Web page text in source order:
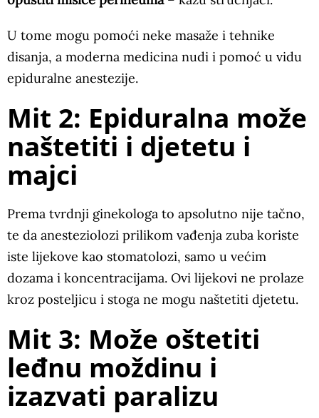
U tome mogu pomoći neke masaže i tehnike
disanja, a moderna medicina nudi i pomoć u vidu
epiduralne anestezije.
Mit 2: Epiduralna može
naštetiti i djetetu i
majci
Prema tvrdnji ginekologa to apsolutno nije tačno,
te da anesteziolozi prilikom vađenja zuba koriste
iste lijekove kao stomatolozi, samo u većim
dozama i koncentracijama. Ovi lijekovi ne prolaze
kroz posteljicu i stoga ne mogu naštetiti djetetu.
Mit 3: Može oštetiti
leđnu moždinu i
izazvati paralizu